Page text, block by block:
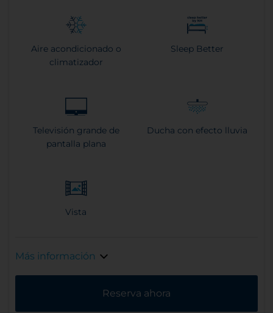
Aire acondicionado o
climatizador
Sleep Better
Televisión grande de
pantalla plana
Ducha con efecto lluvia
Vista
Más información
Reserva ahora